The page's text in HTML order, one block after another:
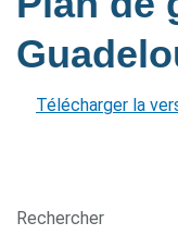
Télécharger la
Rechercher